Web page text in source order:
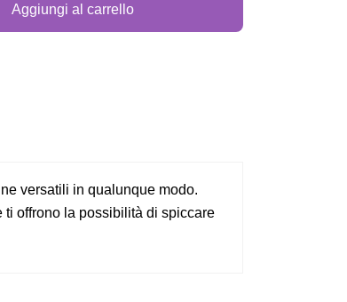
Aggiungi al carrello
versatili in qualunque modo.
offrono la possibilità di spiccare